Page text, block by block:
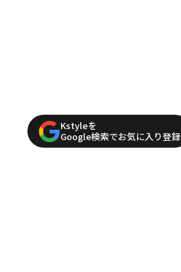
Kstyleを
Google検索でお気に入り登録